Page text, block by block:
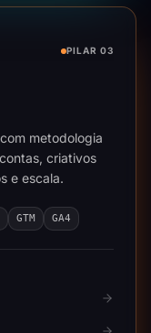
PILAR 03
metodologia
criativos
e escala.
GTM GA4